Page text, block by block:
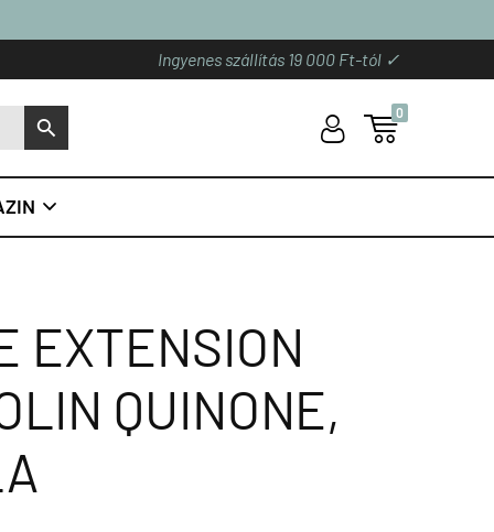
Ingyenes szállítás 19 000 Ft-tól ✓
S U 
0

EXTENSION
QUINONE,